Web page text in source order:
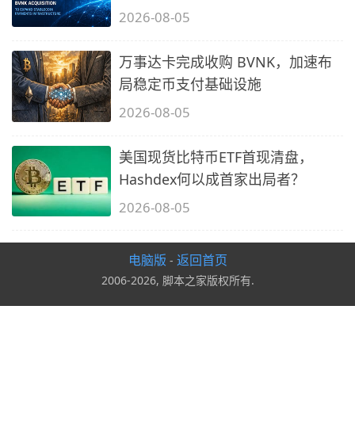
2026-08-05
万事达卡完成收购 BVNK，加速布
局稳定币支付基础设施
2026-08-05
美国现货比特币ETF首现清盘，
Hashdex何以成首家出局者？
2026-08-05
电脑版 - 返回首页
2006-2026, 脚本之家版权所有.